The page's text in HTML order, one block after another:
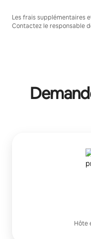
Les frais supplémentaires
Contactez le responsable
Hôte